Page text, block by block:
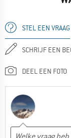
STEL EEN VRAAG
SCHRIJF EEN
DEEL EEN FOTO